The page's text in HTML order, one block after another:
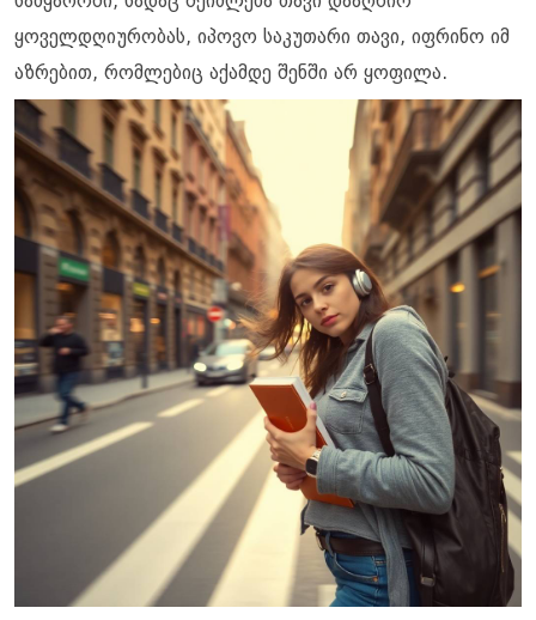
ყოველდღიურობას, იპოვო საკუთარი თავი, იფრინო იმ
აზრებით, რომლებიც აქამდე შენში არ ყოფილა.